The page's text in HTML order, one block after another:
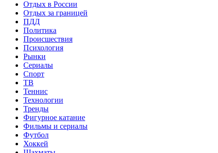
Отдых в России
Отдых за границей
ПДД
Политика
Происшествия
Психология
Рынки
Сериалы
Спорт
ТВ
Теннис
Технологии
Тренды
Фигурное катание
Фильмы и сериалы
Футбол
Хоккей